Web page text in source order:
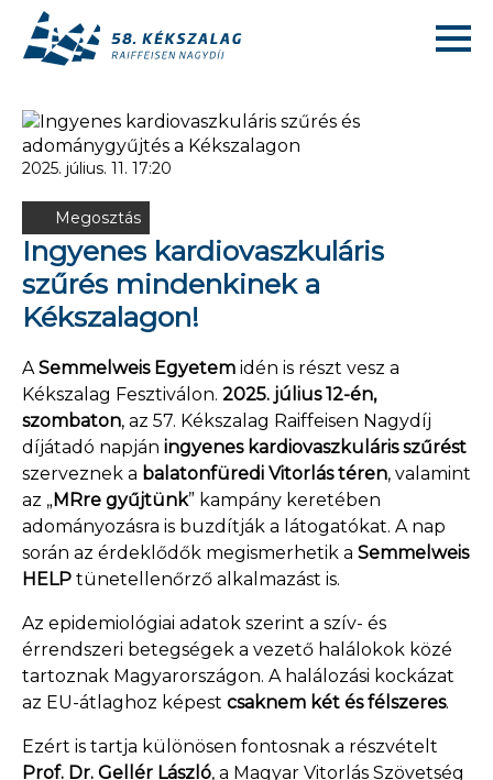
2025. július. 11. 17:20
Megosztás
Ingyenes kardiovaszkuláris
szűrés mindenkinek a
Kékszalagon!
ASemmelweis Egyetem idén is részt vesz a
Kékszalag Fesztiválon. 2025. július 12-én,
szombaton, az 57. Kékszalag Raiffeisen Nagydíj
díjátadó napján ingyenes kardiovaszkuláris szűrést
szerveznek a balatonfüredi Vitorlás téren, valamint
az „MRre gyűjtünk” kampány keretében
adományozásra is buzdítják a látogatókat. A nap
során az érdeklődők megismerhetik a Semmelweis
HELP tünetellenőrző alkalmazást is.
Az epidemiológiai adatok szerint a szív- és
érrendszeri betegségek a vezető halálokok közé
tartoznak Magyarországon. A halálozási kockázat
az EU-átlaghoz képest csaknem két és félszeres.
Ezért is tartja különösen fontosnak a részvételt
Prof. Dr. Gellér László, a Magyar Vitorlás Szövetség